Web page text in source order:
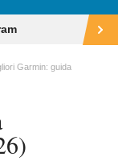
Garmin: guida